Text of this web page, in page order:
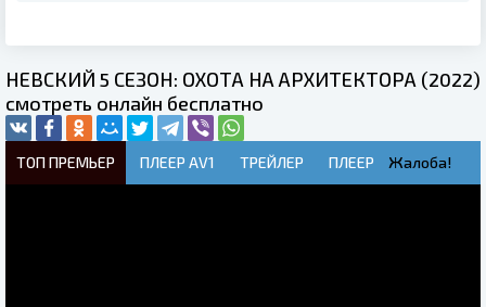
НЕВСКИЙ 5 СЕЗОН: ОХОТА НА АРХИТЕКТОРА (2022)
смотреть онлайн бесплатно
ТОП ПРЕМЬЕР ПЛЕЕР AV1 ТРЕЙЛЕР ПЛЕЕР Жалоба!